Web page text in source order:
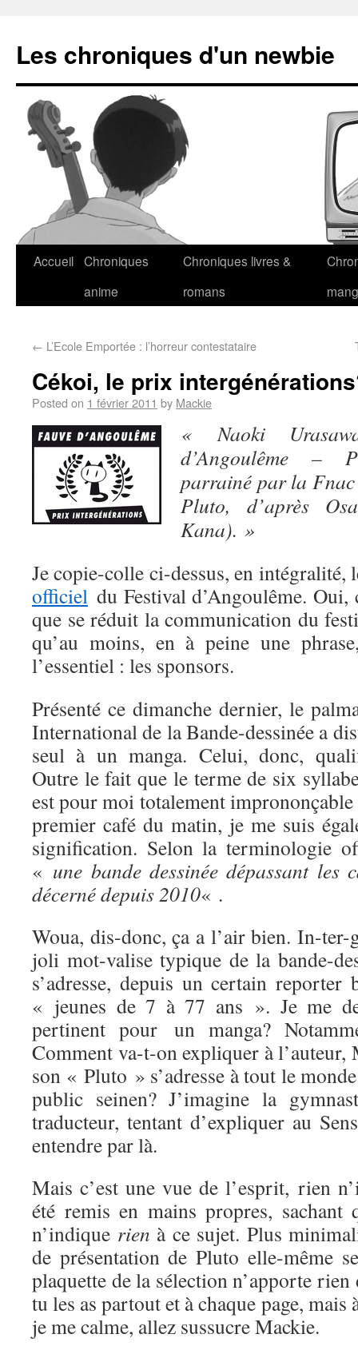
Les chroniques d'un newbie
Accueil Chroniques
anime
Chroniques livres &
romans
← L’Ecole Emportée : l’horreur contestataire
Cékoi, le prix
Posted on 1 février 2011 by Mackie
« Naoki
d’Angoulême –
parrainé par la Fnac
Pluto, d’après
Kana). »
Je copie-colle ci-dessus, en
officiel du Festival d’Angoulême. Oui,
que se réduit la communication du
qu’au moins, en à peine une
l’essentiel : les sponsors.
Présenté ce dimanche dernier, le
International de la Bande-dessinée a
seul à un manga. Celui, donc,
Outre le fait que le terme de six
est pour moi totalement imprononçable
premier café du matin, je me suis
signification. Selon la terminologie
« une bande dessinée dépassant les
décerné depuis 2010« .
Woua, dis-donc, ça a l’air bien. In-
joli mot-valise typique de la bande-
s’adresse, depuis un certain reporter
« jeunes de 7 à 77 ans ». Je me
pertinent pour un manga?
Comment va-t-on expliquer à l’auteur,
son « Pluto » s’adresse à tout le
public seinen? J’imagine la
traducteur, tentant d’expliquer au
entendre par là.
Mais c’est une vue de l’esprit, rien
été remis en mains propres,
n’indique rien à ce sujet. Plus
de présentation de Pluto elle-même
plaquette de la sélection n’apporte
tu les as partout et à chaque page,
je me calme, allez sussucre Mackie.